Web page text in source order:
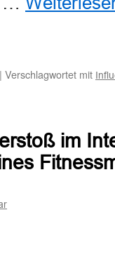
| Verschlagwortet mit
im